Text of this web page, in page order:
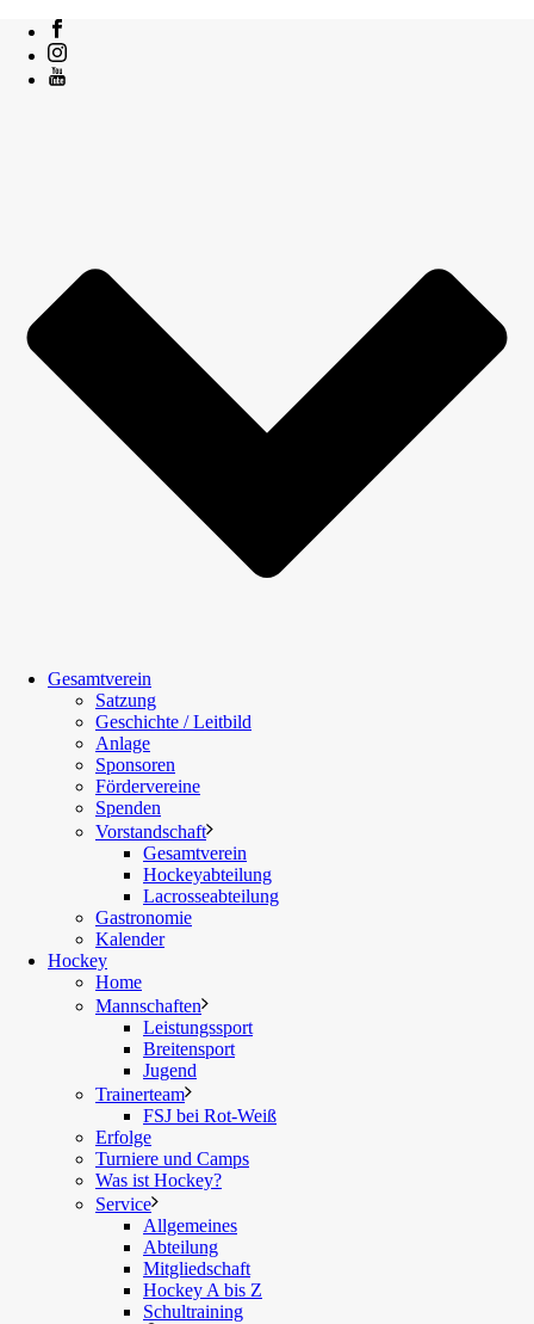
Gesamtverein
Satzung
Geschichte / Leitbild
Anlage
Sponsoren
Fördervereine
Spenden
Vorstandschaft
Gesamtverein
Hockeyabteilung
Lacrosseabteilung
Gastronomie
Kalender
Hockey
Home
Mannschaften
Leistungssport
Breitensport
Jugend
Trainerteam
FSJ bei Rot-Weiß
Erfolge
Turniere und Camps
Was ist Hockey?
Service
Allgemeines
Abteilung
Mitgliedschaft
Hockey A bis Z
Schultraining